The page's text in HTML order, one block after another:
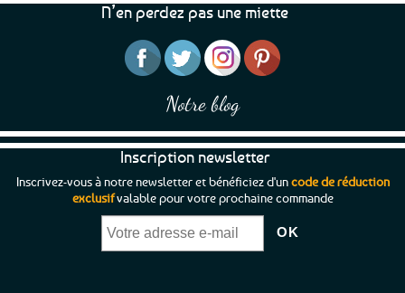
N’en perdez pas une miette
Notre blog
Inscription newsletter
Inscrivez-vous à notre newsletter et bénéficiez d'uncode de réduction
exclusifvalable pour votre prochaine commande